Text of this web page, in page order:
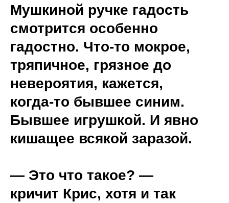
Мушкиной ручке гадость
смотрится особенно
гадостно. Что-то мокрое,
тряпичное, грязное до
невероятия, кажется,
когда-то бывшее синим.
Бывшее игрушкой. И явно
кишащее всякой заразой.
— Это что такое? —
кричит Крис, хотя и так